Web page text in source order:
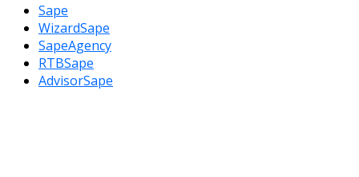
Sape
WizardSape
SapeAgency
RTBSape
AdvisorSape